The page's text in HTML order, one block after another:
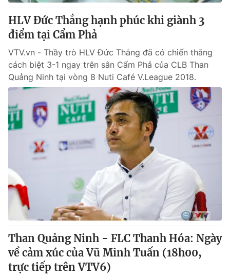
Góc doanh nghiệp
Truyền hình
Phim VTV
Hậu trường
Nhân vật
Khán giả
Giải sao mai
Giải trí
Điện ảnh
Âm nhạc
Đời sống
Du lịch
Làm đẹp
Chất lượng cuộc sống
Tuyển sinh
Học trực tuyến
Công nghệ
Hitech Công nghệ tương lai
Sản phẩm
Thị trường
Tư vấn
Giao lưu trực tuyến
Lịch phát sóng
Chuyên mục khác
Emagazine Podcast
Photo
HLV Đức Thắng hạnh phúc khi giành 3
điểm tại Cẩm Phả
VTV.vn - Thầy trò HLV Đức Thắng đã có chiến thắng
cách biệt 3-1 ngay trên sân Cẩm Phả của CLB Than
Quảng Ninh tại vòng 8 Nuti Café V.League 2018.
Than Quảng Ninh - FLC Thanh Hóa: Ngày
về cảm xúc của Vũ Minh Tuấn (18h00,
trực tiếp trên VTV6)